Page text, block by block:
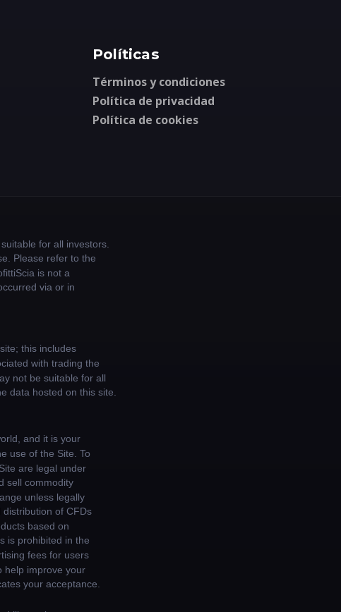
Políticas
Términos y condiciones
Política de privacidad
Política de cookies